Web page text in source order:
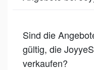
Sind die
gültig, die
verkaufen?